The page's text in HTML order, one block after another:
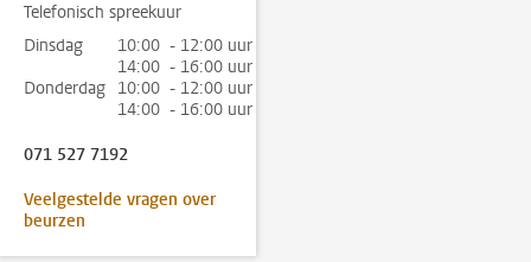
Telefonisch spreekuur
Dinsdag
10:00 - 12:00 uur
14:00 - 16:00 uur
Donderdag 10:00 - 12:00 uur
14:00 - 16:00 uur
071 527 7192
Veelgestelde vragen over
beurzen